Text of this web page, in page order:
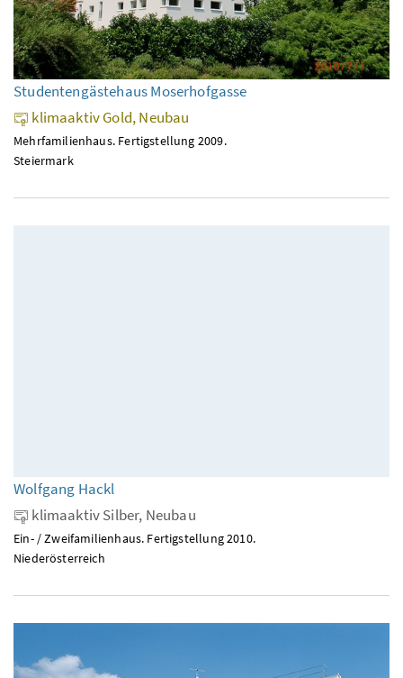
Studentengästehaus Moserhofgasse
klimaaktiv Gold, Neubau
Mehrfamilienhaus. Fertigstellung 2009.
Steiermark
Wolfgang Hackl
klimaaktiv Silber, Neubau
Ein- / Zweifamilienhaus. Fertigstellung 2010.
Niederösterreich